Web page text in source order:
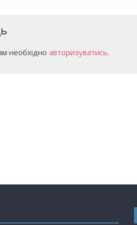
необхідно авторизуватись.